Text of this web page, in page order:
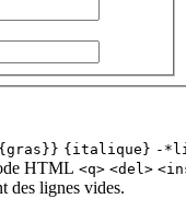
{italique} -
HTML <q> <del>
des lignes vides.